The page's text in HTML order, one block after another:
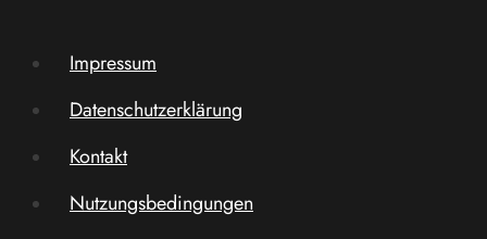
Impressum
Datenschutzerklärung
Kontakt
Nutzungsbedingungen